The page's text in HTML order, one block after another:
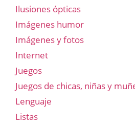
Ilusiones ópticas
Imágenes humor
Imágenes y fotos
Internet
Juegos
Juegos de chicas, niñas y
Lenguaje
Listas